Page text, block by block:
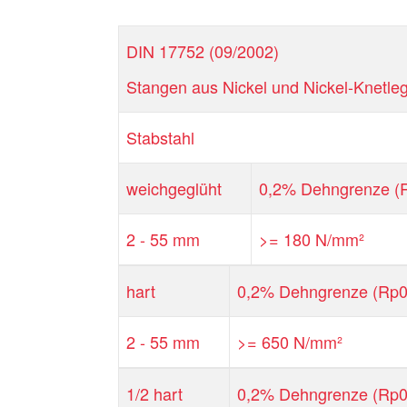
DIN 17752 (09/2002)
Stangen aus Nickel und Nickel-
Stabstahl
weichgeglüht 0,2% Dehngrenze
2 - 55 mm >= 180 N/mm²
hart 0,2% Dehngrenze
2 - 55 mm >= 650 N/mm²
1/2 hart 0,2% Dehngrenze